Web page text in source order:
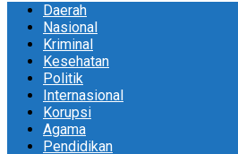
Daerah
Nasional
Kriminal
Kesehatan
Politik
Internasional
Korupsi
Agama
Pendidikan